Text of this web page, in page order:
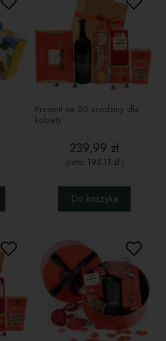
Prezent na 50 urodziny dla
kobiety
239,99 zł
(netto: 195,11 zł)
Do koszyka